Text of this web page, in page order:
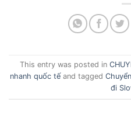
This entry was posted in
nhanh quốc tế and tagged
đi